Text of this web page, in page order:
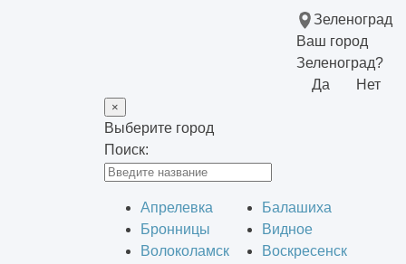
Зеленоград
Ваш город
Зеленоград?
Да
Нет
×
Выберите город
Поиск:
Апрелевка
Балашиха
Бронницы
Видное
Волоколамск
Воскресенск